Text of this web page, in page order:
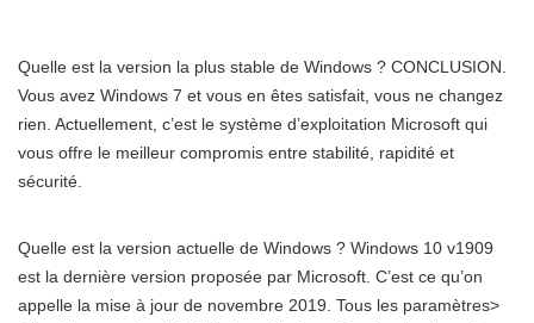
Quelle est la version la plus stable de Windows ? CONCLUSION.
Vous avez Windows 7 et vous en êtes satisfait, vous ne changez
rien. Actuellement, c’est le système d’exploitation Microsoft qui
vous offre le meilleur compromis entre stabilité, rapidité et
sécurité.
Quelle est la version actuelle de Windows ? Windows 10 v1909
est la dernière version proposée par Microsoft. C’est ce qu’on
appelle la mise à jour de novembre 2019. Tous les paramètres>